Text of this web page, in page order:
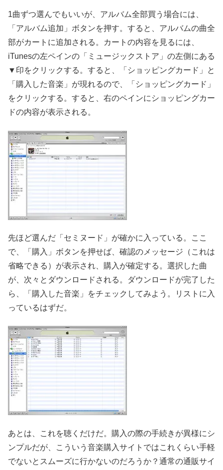
1曲ずつ選んでもいいが、アルバム全部買う場合には、
「アルバム追加」ボタンを押す。すると、アルバムの曲全
部がカートに追加される。カートの内容を見るには、
iTunesの左ペインの「ミュージックストア」の左側にある
▼印をクリックする。すると、「ショッピングカード」と
「購入した音楽」が現れるので、「ショッピングカード」
をクリックする。すると、右のペインにショッピングカー
ドの内容が表示される。
先ほど選んだ「セミヌード」が確かに入っている。ここ
で、「購入」ボタンを押せば、確認のメッセージ（これは
省略できる）が表示され、購入が確定する。選択した曲
が、次々とダウンロードされる。ダウンロードが完了した
ら、「購入した音楽」をチェックしてみよう。リストに入
っているはずだ。
あとは、これを聴くだけだ。購入の際の手続きが異様にシ
ンプルだが、こういう音楽購入サイトではこれくらい手軽
でないとスムーズに行かないのだろうか？通常の通販サイ